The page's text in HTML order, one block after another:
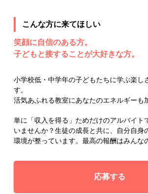
こんな方に来てほしい
笑顔に自信のある方。
子どもと接することが大好きな方。
小学校低・中学年の子どもたちに学ぶ楽し
す。
活気あふれる教室にあなたのエネルギーも
単に「収入を得る」ためだけのアルバイト
いませんか？生徒の成長と共に、自分自身
環境が整っています。最高の報酬はみんな
応募する